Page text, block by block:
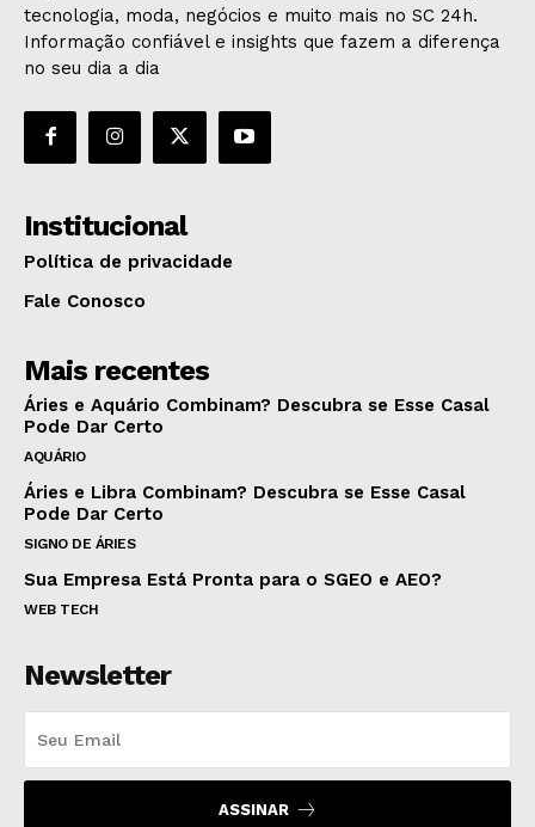
tecnologia, moda, negócios e muito mais no SC 24h.
Informação confiável e insights que fazem a diferença
no seu dia a dia
Institucional
Política de privacidade
Fale Conosco
Mais recentes
Áries e Aquário Combinam? Descubra se Esse Casal
Pode Dar Certo
AQUÁRIO
Áries e Libra Combinam? Descubra se Esse Casal
Pode Dar Certo
SIGNO DE ÁRIES
Sua Empresa Está Pronta para o SGEO e AEO?
WEB TECH
Newsletter
ASSINAR